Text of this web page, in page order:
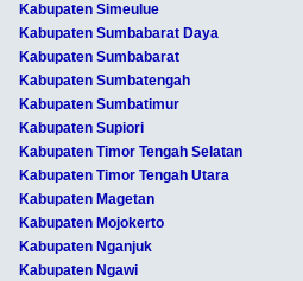
Kabupaten Simeulue
Kabupaten Sumbabarat Daya
Kabupaten Sumbabarat
Kabupaten Sumbatengah
Kabupaten Sumbatimur
Kabupaten Supiori
Kabupaten Timor Tengah Selatan
Kabupaten Timor Tengah Utara
Kabupaten Magetan
Kabupaten Mojokerto
Kabupaten Nganjuk
Kabupaten Ngawi